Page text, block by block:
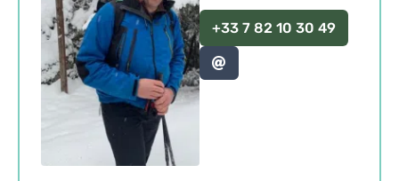
+33 7 82 10 30 49